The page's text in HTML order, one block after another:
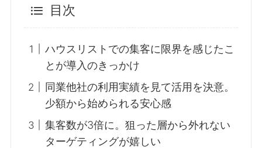
目次
ハウスリストでの集客に限界を感じたこ
とが導入のきっかけ
同業他社の利用実績を見て活用を決意。
少額から始められる安心感
集客数が3倍に。狙った層から外れない
ターゲティングが嬉しい